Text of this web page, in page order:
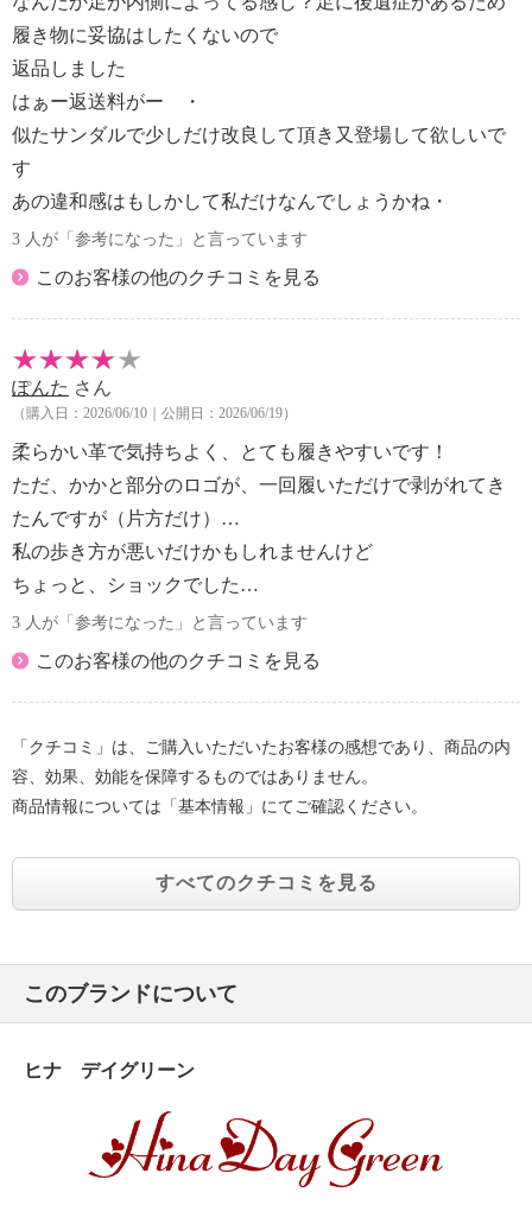
履き物に妥協はしたくないので
返品しました
はぁー返送料がー ・
似たサンダルで少しだけ改良して頂き又登場して欲しいで
す
あの違和感はもしかして私だけなんでしょうかね・
3 人が「参考になった」と言っています
このお客様の他のクチコミを見る
ぽんた さん
（購入日：2026/06/10｜公開日：2026/06/19）
柔らかい革で気持ちよく、とても履きやすいです！
ただ、かかと部分のロゴが、一回履いただけで剥がれてき
たんですが（片方だけ）…
私の歩き方が悪いだけかもしれませんけど
ちょっと、ショックでした…
3 人が「参考になった」と言っています
このお客様の他のクチコミを見る
「クチコミ」は、ご購入いただいたお客様の感想であり、商品の内
容、効果、効能を保障するものではありません。
商品情報については「基本情報」にてご確認ください。
すべてのクチコミを見る
このブランドについて
ヒナ デイグリーン